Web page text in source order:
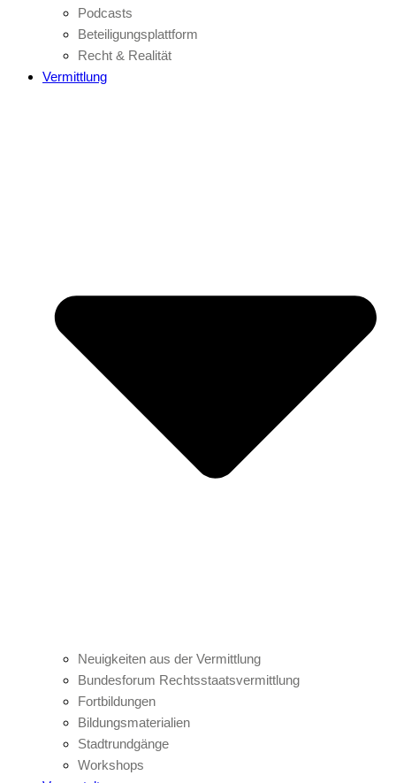
Podcasts
Beteiligungsplattform
Recht & Realität
Vermittlung
Neuigkeiten aus der Vermittlung
Bundesforum Rechtsstaatsvermittlung
Fortbildungen
Bildungsmaterialien
Stadtrundgänge
Workshops